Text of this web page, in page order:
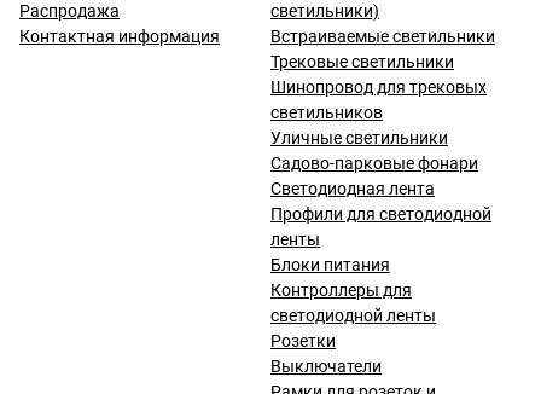
Распродажа
Контактная информация
светильники)
Встраиваемые светильники
Трековые светильники
Шинопровод для трековых
светильников
Уличные светильники
Садово-парковые фонари
Светодиодная лента
Профили для светодиодной
ленты
Блоки питания
Контроллеры для
светодиодной ленты
Розетки
Выключатели